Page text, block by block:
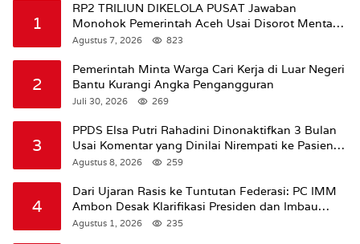
1
RP2 TRILIUN DIKELOLA PUSAT Jawaban
Monohok Pemerintah Aceh Usai Disorot Mentan
Amran Soal Dana Pertanian
Agustus 7, 2026 823
2
Pemerintah Minta Warga Cari Kerja di Luar Negeri
Bantu Kurangi Angka Pengangguran
Juli 30, 2026 269
3
PPDS Elsa Putri Rahadini Dinonaktifkan 3 Bulan
Usai Komentar yang Dinilai Nirempati ke Pasien
BPJS
Agustus 8, 2026 259
4
Dari Ujaran Rasis ke Tuntutan Federasi: PC IMM
Ambon Desak Klarifikasi Presiden dan Imbau
Tunda Pengibaran Bendera Merah Putih Di
Agustus 1, 2026 235